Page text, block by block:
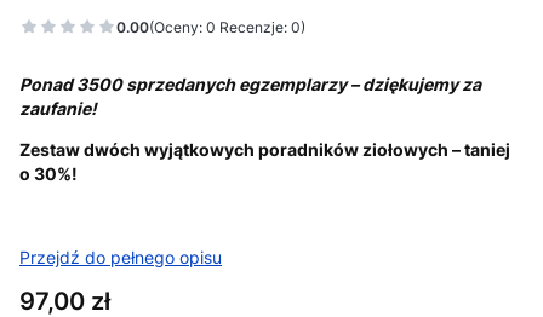
0.00(Oceny: 0 Recenzje: 0)
Ponad 3500 sprzedanych egzemplarzy – dziękujemy za
zaufanie!
Zestaw dwóch wyjątkowych poradników ziołowych – taniej
o 30%!
Przejdź do pełnego opisu
Cena
97,00 zł